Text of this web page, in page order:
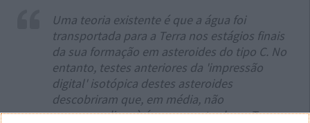
Uma teoria existente é que a água foi
transportada para a Terra nos estágios finais
da sua formação em asteroides do tipo C. No
entanto, testes anteriores da 'impressão
digital' isotópica destes asteroides
descobriram que, em média, não
correspondiam à água encontrada na Terra, o